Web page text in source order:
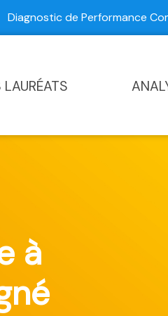
Diagnostic de Performance
LAURÉATS
à